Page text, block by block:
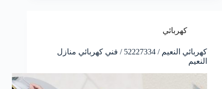
كهربائي
كهربائي النعيم / 52227334 / فني كهربائي منازل
النعيم